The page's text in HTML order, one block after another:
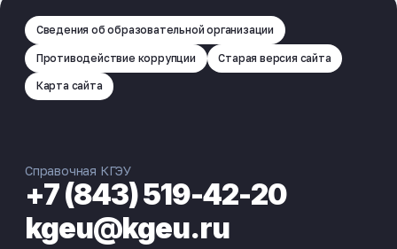
Сведения об образовательной организации
Противодействие коррупции Старая версия сайта
Карта сайта
Справочная КГЭУ
+7 (843) 519-42-20
kgeu@kgeu.ru